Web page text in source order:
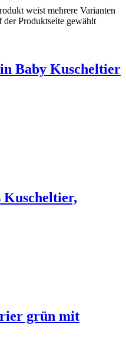
weist mehrere Varianten
Produktseite gewählt
Baby Kuscheltier
Kuscheltier,
grün mit